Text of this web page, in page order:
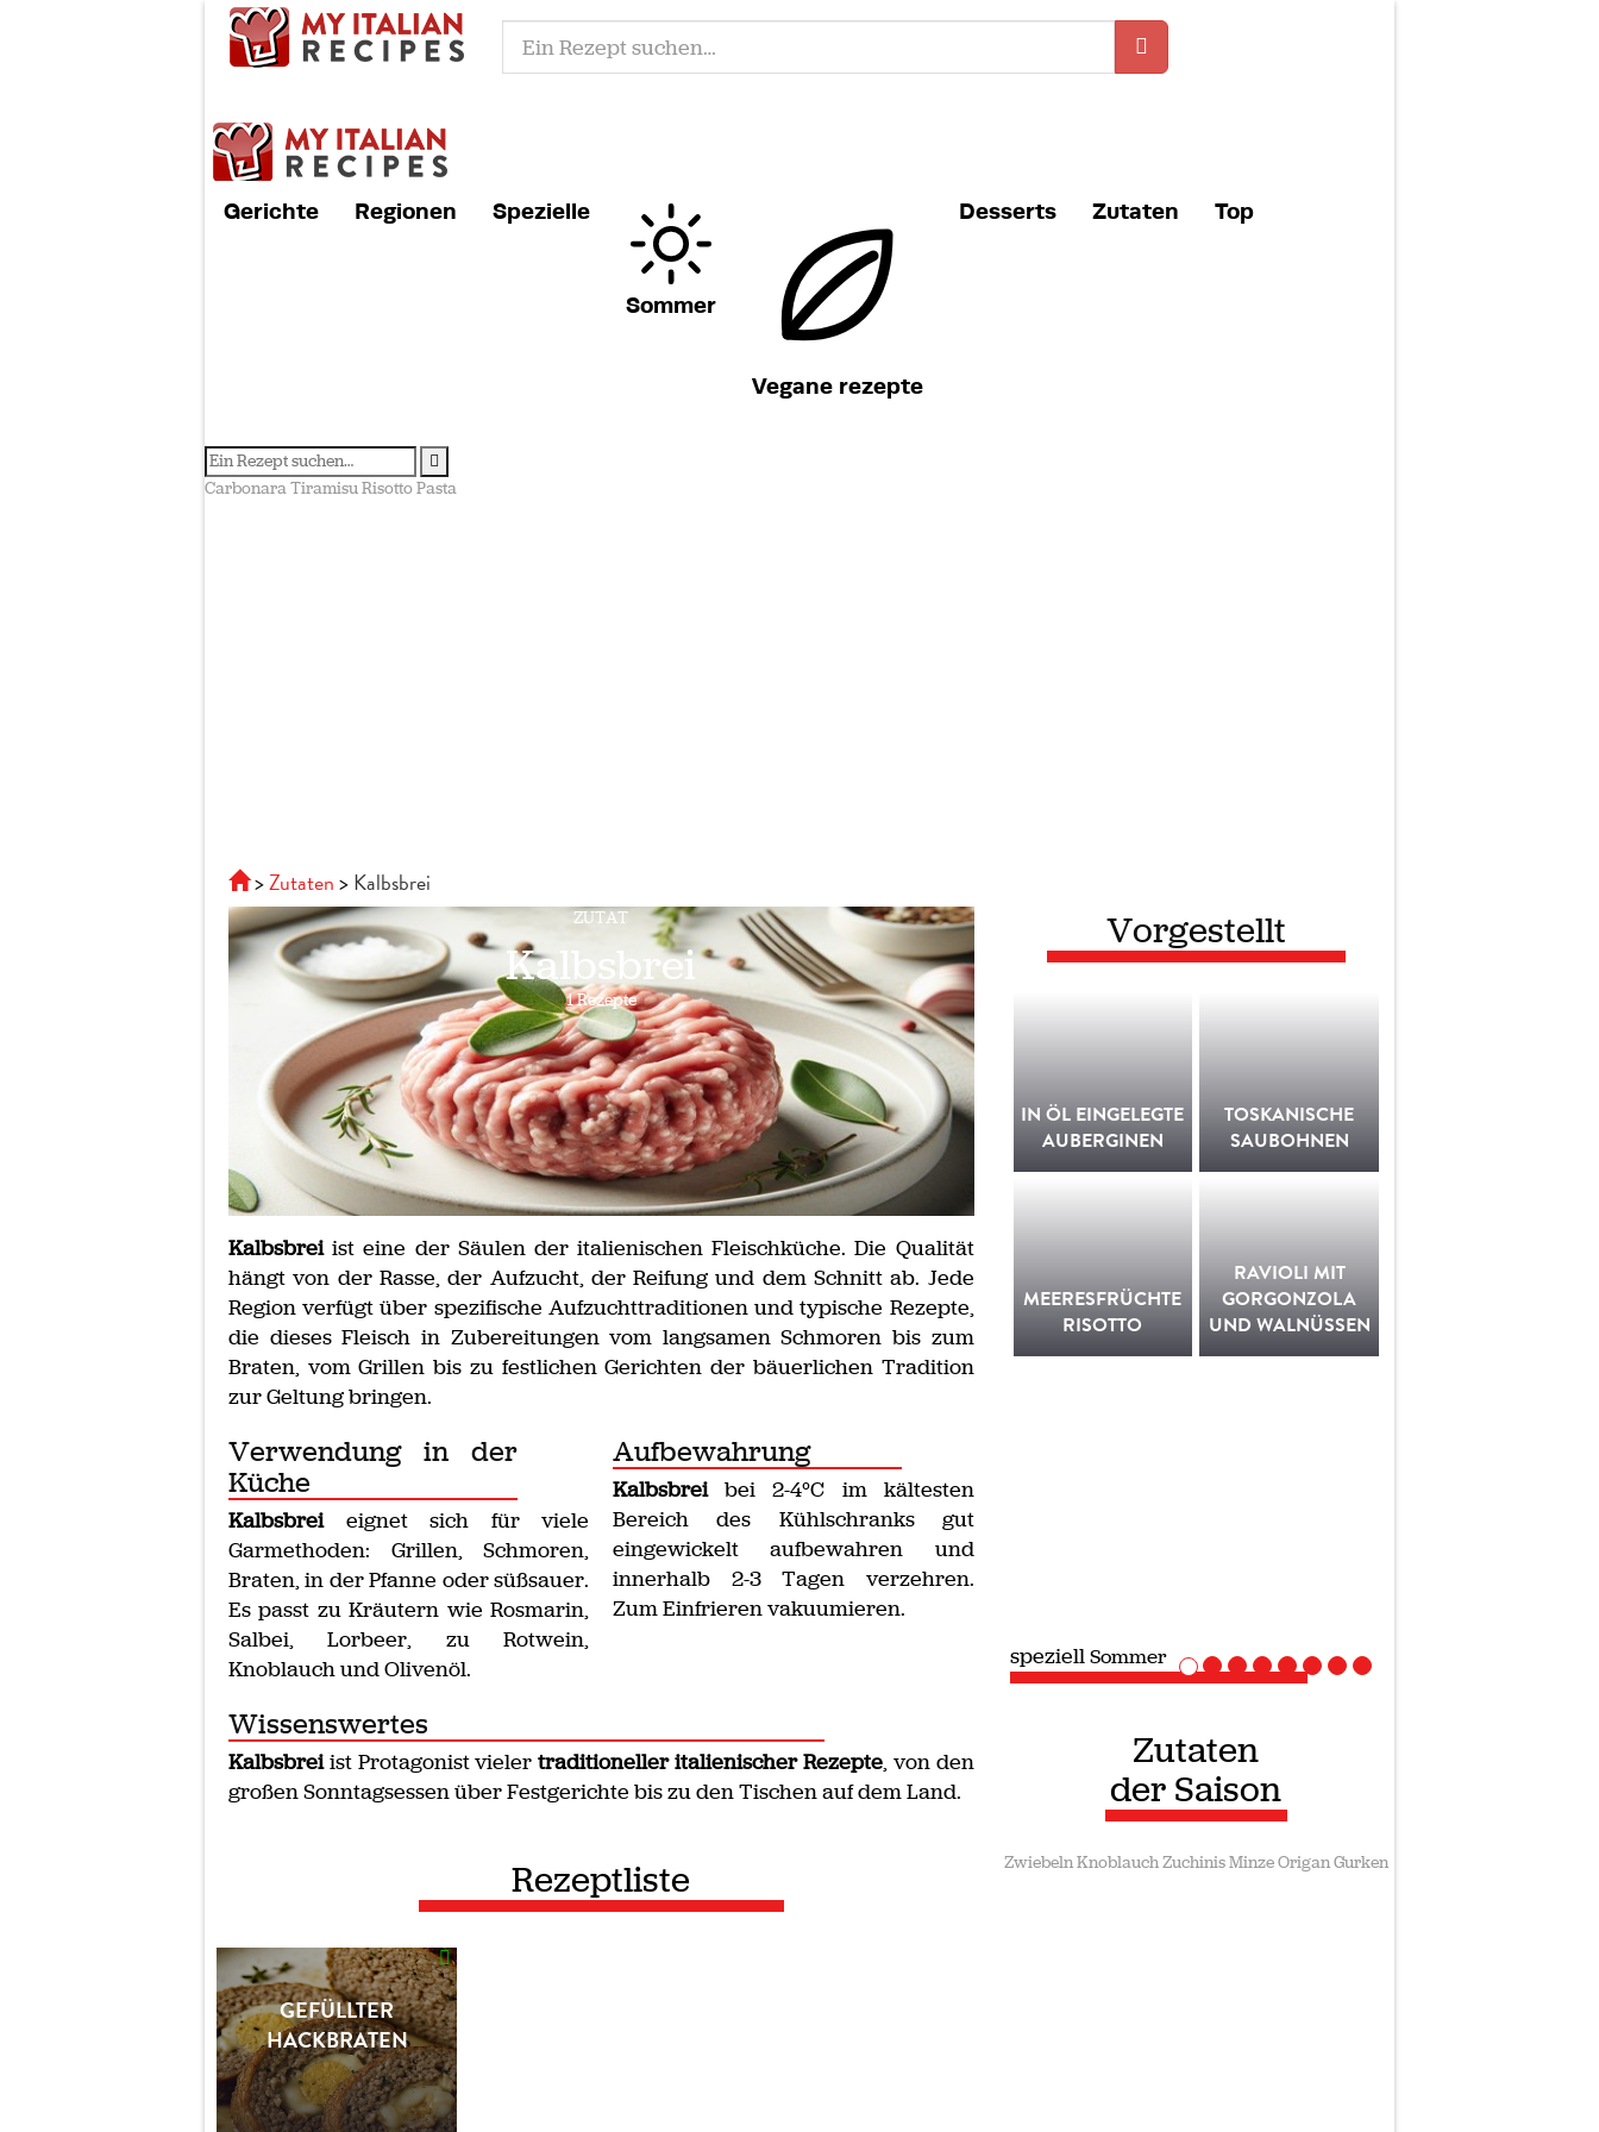
Gerichte Regionen Spezielle
Sommer
Vegane rezepte
Desserts Zutaten Top
CarbonaraTiramisuRisottoPasta
Zutaten Kalbsbrei
ZUTAT
Kalbsbrei
1 Rezepte
Kalbsbreiist eine der Säulen der italienischen Fleischküche. Die Qualität
hängt von der Rasse, der Aufzucht, der Reifung und dem Schnitt ab. Jede
Region verfügt über spezifische Aufzuchttraditionen und typische Rezepte,
die dieses Fleisch in Zubereitungen vom langsamen Schmoren bis zum
Braten, vom Grillen bis zu festlichen Gerichten der bäuerlichen Tradition
zur Geltung bringen.
Verwendung in der
Küche
Kalbsbreieignet sich für viele
Garmethoden: Grillen, Schmoren,
Braten, in der Pfanne oder süßsauer.
Es passt zu Kräutern wie Rosmarin,
Salbei, Lorbeer, zu Rotwein,
Knoblauch und Olivenöl.
Aufbewahrung
Kalbsbreibei 2-4°C im kältesten
Bereich des Kühlschranks gut
eingewickelt aufbewahren und
innerhalb 2-3 Tagen verzehren.
Zum Einfrieren vakuumieren.
Wissenswertes
Kalbsbreiist Protagonist vielertraditioneller italienischer Rezepte, von den
großen Sonntagsessen über Festgerichte bis zu den Tischen auf dem Land.
Rezeptliste
GEFÜLLTER
HACKBRATEN
Vorgestellt
IN ÖL EINGELEGTE
AUBERGINEN
TOSKANISCHE
SAUBOHNEN
MEERESFRÜCHTE
RISOTTO
RAVIOLI MIT
GORGONZOLA
UND WALNÜSSEN
speziellSommer
Zutaten
der Saison
ZwiebelnKnoblauchZuchinisMinzeOriganGurken